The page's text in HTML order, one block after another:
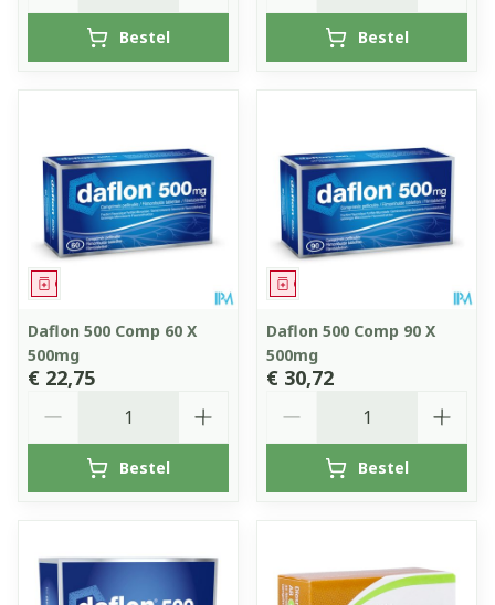
Bestel Bestel
Geneesmiddel
Daflon 500 Comp 60 X
500mg
€ 22,75
Bestel
Geneesmiddel
Daflon 500 Comp 90 X
500mg
€ 30,72
Bestel